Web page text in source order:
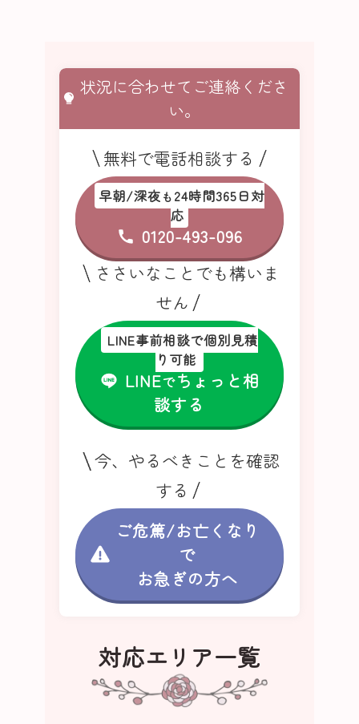
状況に合わせてご連絡くださ
い。
無料で電話相談する
早朝/深夜も24時間365日対
応
0120-493-096
ささいなことでも構いま
せん
LINE事前相談で個別見積
り可能
LINEでちょっと相
談する
今、やるべきことを確認
する
ご危篤/お亡くなり
で
お急ぎの方へ
対応エリア一覧